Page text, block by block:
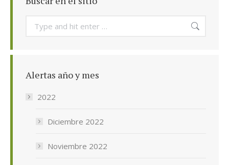
Search:
Alertas año y mes
2022
Diciembre 2022
Noviembre 2022